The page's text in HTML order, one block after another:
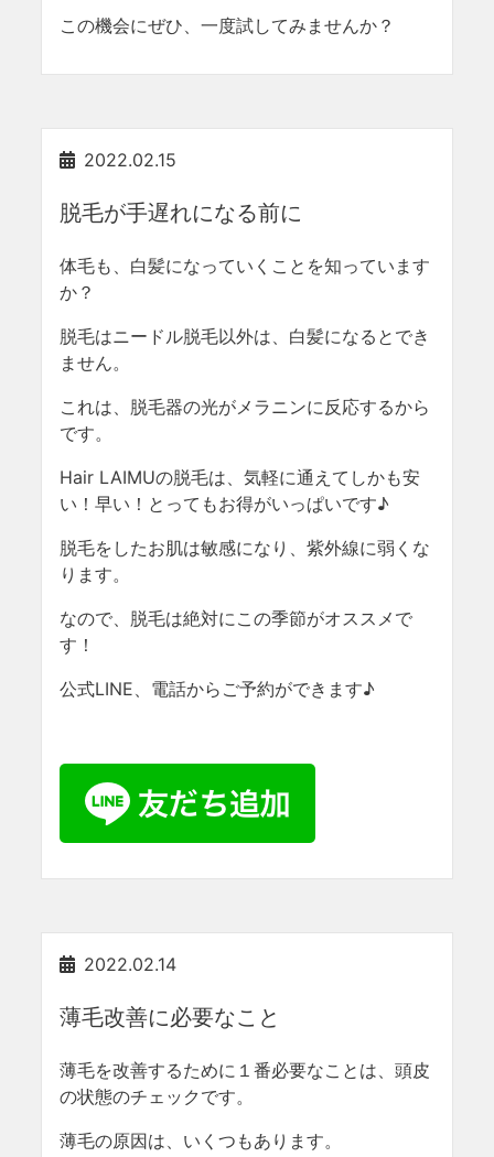
この機会にぜひ、一度試してみませんか？
2022.02.15
脱毛が手遅れになる前に
体毛も、白髪になっていくことを知っています
か？
脱毛はニードル脱毛以外は、白髪になるとでき
ません。
これは、脱毛器の光がメラニンに反応するから
です。
Hair LAIMUの脱毛は、気軽に通えてしかも安
い！早い！とってもお得がいっぱいです♪
脱毛をしたお肌は敏感になり、紫外線に弱くな
ります。
なので、脱毛は絶対にこの季節がオススメで
す！
公式LINE、電話からご予約ができます♪
2022.02.14
薄毛改善に必要なこと
薄毛を改善するために１番必要なことは、頭皮
の状態のチェックです。
薄毛の原因は、いくつもあります。